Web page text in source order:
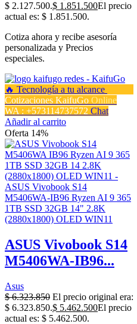
$ 2.127.500.$ 1.851.500El precio
actual es: $ 1.851.500.
Cotiza ahora y recibe asesoría
personalizada y Precios
especiales.
Cotizaciones KaifuGo Online
WA : +573114737572 Chat
Añadir al carrito
Oferta 14%
ASUS Vivobook S14
M5406WA-IB96...
Asus
$6.323.850 El precio original era:
$ 6.323.850.$ 5.462.500El precio
actual es: $ 5.462.500.